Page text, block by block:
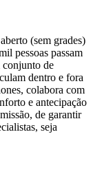
(sem grades)
pessoas passam
conjunto de
dentro e fora
colabora com
e antecipação
de garantir
seja